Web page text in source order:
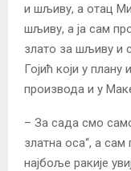
и шљиву, а отац
шљиву, а ја сам
злато за шљиву и
Гојић који у
производа и у
– За сада смо
златна оса“, а
најбоље ракије